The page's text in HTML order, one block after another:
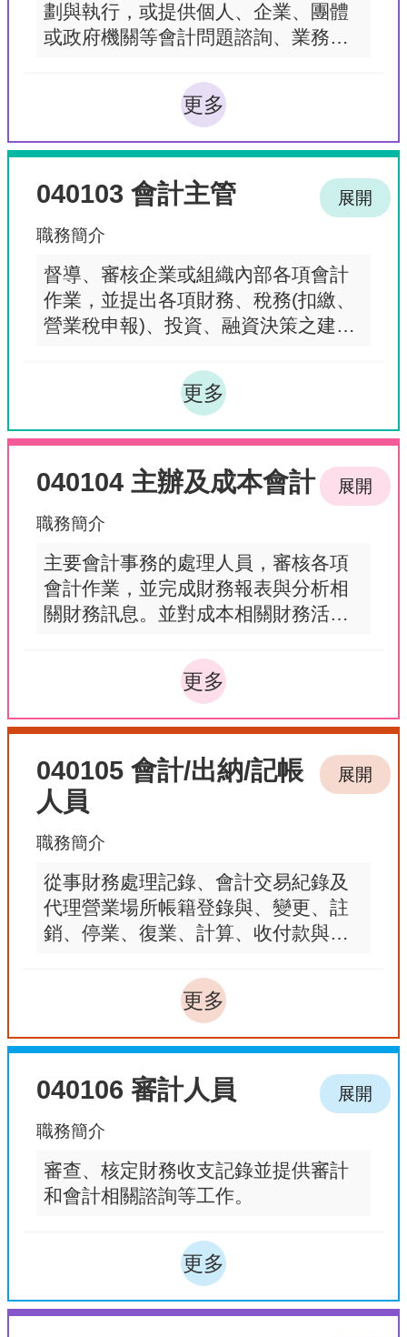
劃與執行，或提供個人、企業、團體
或政府機關等會計問題諮詢、業務審
更多
040103 會計主管
職務簡介
督導、審核企業或組織內部各項會計
作業，並提出各項財務、稅務(扣繳、
營業稅申報)、投資、融資決策之建
更多
展開
040104 主辦及成本會計
職務簡介
主要會計事務的處理人員，審核各項
會計作業，並完成財務報表與分析相
關財務訊息。並對成本相關財務活
更多
展開
040105 會計/出納/記帳
人員
職務簡介
從事財務處理記錄、會計交易紀錄及
代理營業場所帳籍登錄與、變更、註
銷、停業、復業、計算、收付款與開
事現金出納、登記現金交易、各項稅
捐稽徵案件之申報及申請、稅務諮
詢、商業會計事務，及其他經主管機
關核可辦理與記帳及報稅事務有關之
事項。
更多
展開
040106 審計人員
職務簡介
審查、核定財務收支記錄並提供審計
和會計相關諮詢等工作。
更多
展開